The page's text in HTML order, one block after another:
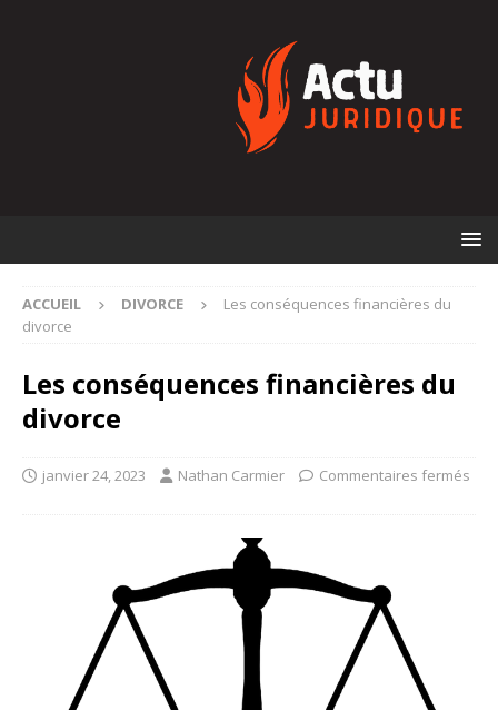
ACCUEIL DIVORCE
Les conséquences financières du
divorce
Les conséquences financières du
divorce
janvier 24, 2023 Nathan Carmier Commentaires fermés